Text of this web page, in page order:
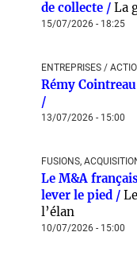
de collecte / La
15/07/2026 - 18:25
ENTREPRISES /
Rémy
/
13/07/2026 - 15:00
FUSIONS,
Le M&A
lever le pied /
l’élan
10/07/2026 - 15:00